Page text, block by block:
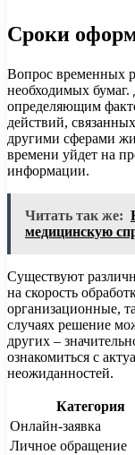
Сроки
Вопрос временных
необходимых бумаг.
определяющим
действий,
другими сферами
времени уйдет на
информации.
Читать так же:
медицинскую
Существуют
на скорость
организационные,
случаях решение
других –
ознакомиться с
неожиданностей.
Категория
Онлайн-заявка
Личное обращение